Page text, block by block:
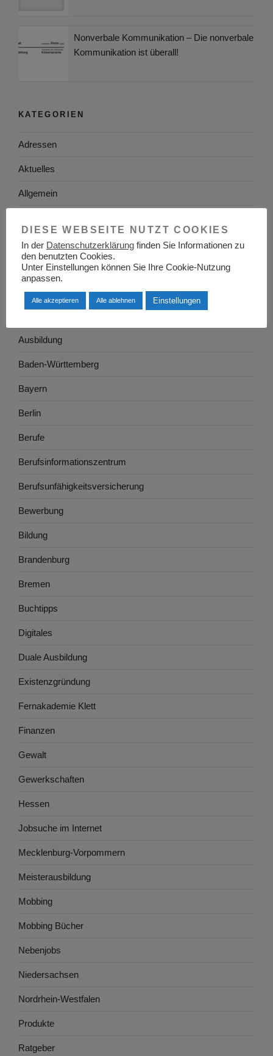
Nonverbale Kommunikation – Die nonverbale
Kommunikation ist überall!
KATEGORIEN
Adressen
Aktuelles
Allgemein
Arbeitsplatzsuche
Arbeitsrecht
Arbeitswelt
Ausbildung
Baden-Württemberg
Bayern
Berlin
Berufe
Berufsinformationszentrum
Berufsunfähigkeitsversicherung
Bewerbung
Bildung
Brandenburg
Bremen
Buchtipps
Digitales
Duale Ausbildung
Existenzgründung
Fernakademie Klett
Finanzen
Gewalt
Gewerkschaften
Hessen
Jobsuche im Internet
Mecklenburg-Vorpommern
Meisterausbildung
Mobbing
Mobbing Bücher
Nebenjobs
Niedersachsen
Nordrhein-Westfalen
Produkte
Ratgeber
DIESE WEBSEITE NUTZT COOKIES
In der Datenschutzerklärung finden Sie Informationen zu
den benutzten Cookies.
Unter Einstellungen können Sie Ihre Cookie-Nutzung
anpassen.
Alle akzeptieren Alle ablehnen Einstellungen